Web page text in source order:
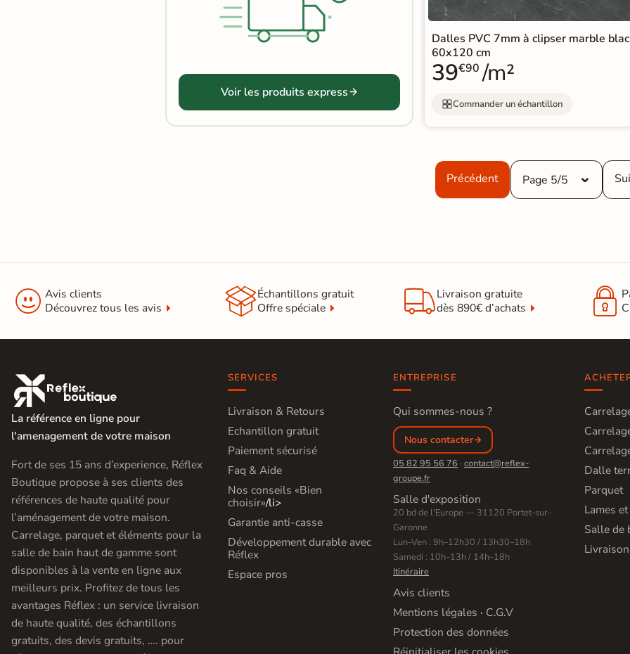
hexagonal
Carrelage très
Voir tous les
formats
PAR FINITION
Carrelage poli /
semi-poli
Carrelage brillant
Échantillons gratuits
BESOIN D'AIDE ?
Besoin d'aide
et deconseil ?
Voir les produits express
Dalles PVC 7mm à clipser marble
60x120 cm
39€90 /m²
Commander un échantillon
Précédent Page 5/5
 Avis clients
Découvrez tous les avis
Échantillons gratuit
Offre spéciale
Livraison gratuite
dès 890€ d’achats


La référence en ligne pour
l'amenagement de votre maison
Fort de ses 15 ans d’experience, Réflex
Boutique propose à ses clients des
références de haute qualité pour
l’aménagement de votre maison.
Carrelage, parquet et éléments pour la
salle de bain haut de gamme sont
disponibles à la vente en ligne aux
meilleurs prix. Profitez de tous les
avantages Réflex : un service livraison
de haute qualité, des échantillons
gratuits, des devis gratuits, …. pour
SERVICES
Livraison & Retours
Echantillon gratuit
Paiement sécurisé
Faq & Aide
Nos conseils «Bien
choisir»/li>
Garantie anti-casse
Développement durable avec
Réflex
Espace pros
ENTREPRISE
Qui sommes-nous ?
Nous contacter
05 82 95 56 76 ·contact@reflex-
groupe.fr
Salle d'exposition
20 bd de l'Europe — 31120 Portet-sur-
Garonne
Lun–Ven : 9h–12h30 / 13h30–18h
Samedi : 10h–13h / 14h–18h
Itinéraire
Avis clients
Mentions légales · C.G.V
Protection des données
Dalle
Parquet
Lames
Salle de